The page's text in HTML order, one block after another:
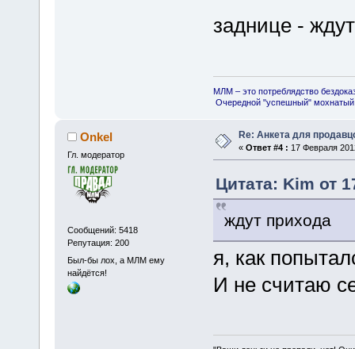
заднице -
МЛМ – это потреблядство
Очередной "успешный"
Onkel
Гл. модератор
Сообщений: 5418
Репутация: 200
Был-бы лох, а МЛМ ему
найдётся!
Re: Анкета для
« Ответ #4 : 17 Февраля
Цитата: Kim от
ждут прихода
я, как
И не считаю